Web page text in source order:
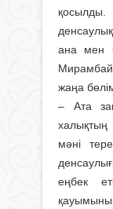
ана мен
жаңа
– Ата
мәні
еңбек